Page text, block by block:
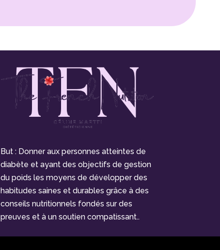
But : Donner aux personnes atteintes de
diabète et ayant des objectifs de gestion
du poids les moyens de développer des
habitudes saines et durables grâce à des
conseils nutritionnels fondés sur des
preuves et à un soutien compatissant..